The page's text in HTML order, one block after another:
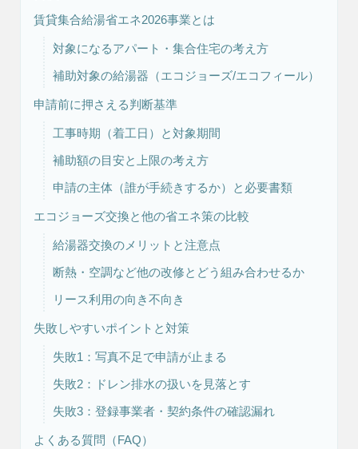
賃貸集合給湯省エネ2026事業とは
対象になるアパート・集合住宅の考え方
補助対象の給湯器（エコジョーズ/エコフィール）
申請前に押さえる判断基準
工事時期（着工日）と対象期間
補助額の目安と上限の考え方
申請の主体（誰が手続きするか）と必要書類
エコジョーズ交換と他の省エネ策の比較
給湯器交換のメリットと注意点
断熱・空調など他の改修とどう組み合わせるか
リース利用の向き不向き
失敗しやすいポイントと対策
失敗1：写真不足で申請が止まる
失敗2：ドレン排水の扱いを見落とす
失敗3：登録事業者・契約条件の確認漏れ
よくある質問（FAQ）
注文住宅 リフォーム
アフター メンテナンス 安心保証制度
注文住宅
リフォーム・